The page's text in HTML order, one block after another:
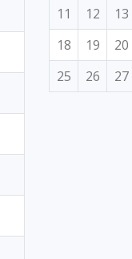
11
12 13
18
19 20
25
26 27